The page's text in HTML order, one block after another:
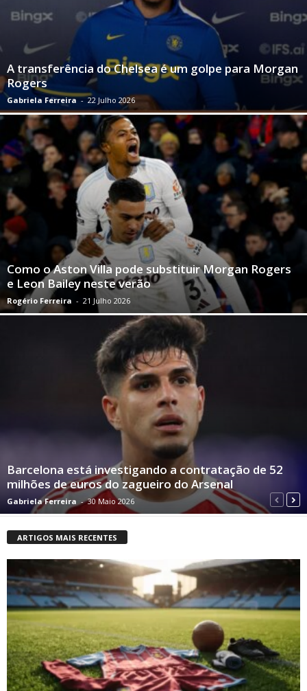
A transferência do Chelsea é um golpe para Morgan
Rogers
Gabriela Ferreira - 22 Julho 2026
Como o Aston Villa pode substituir Morgan Rogers
e Leon Bailey neste verão
Rogério Ferreira - 21 Julho 2026
Barcelona está investigando a contratação de 52
milhões de euros do zagueiro do Arsenal
Gabriela Ferreira - 30 Maio 2026
ARTIGOS MAIS RECENTES